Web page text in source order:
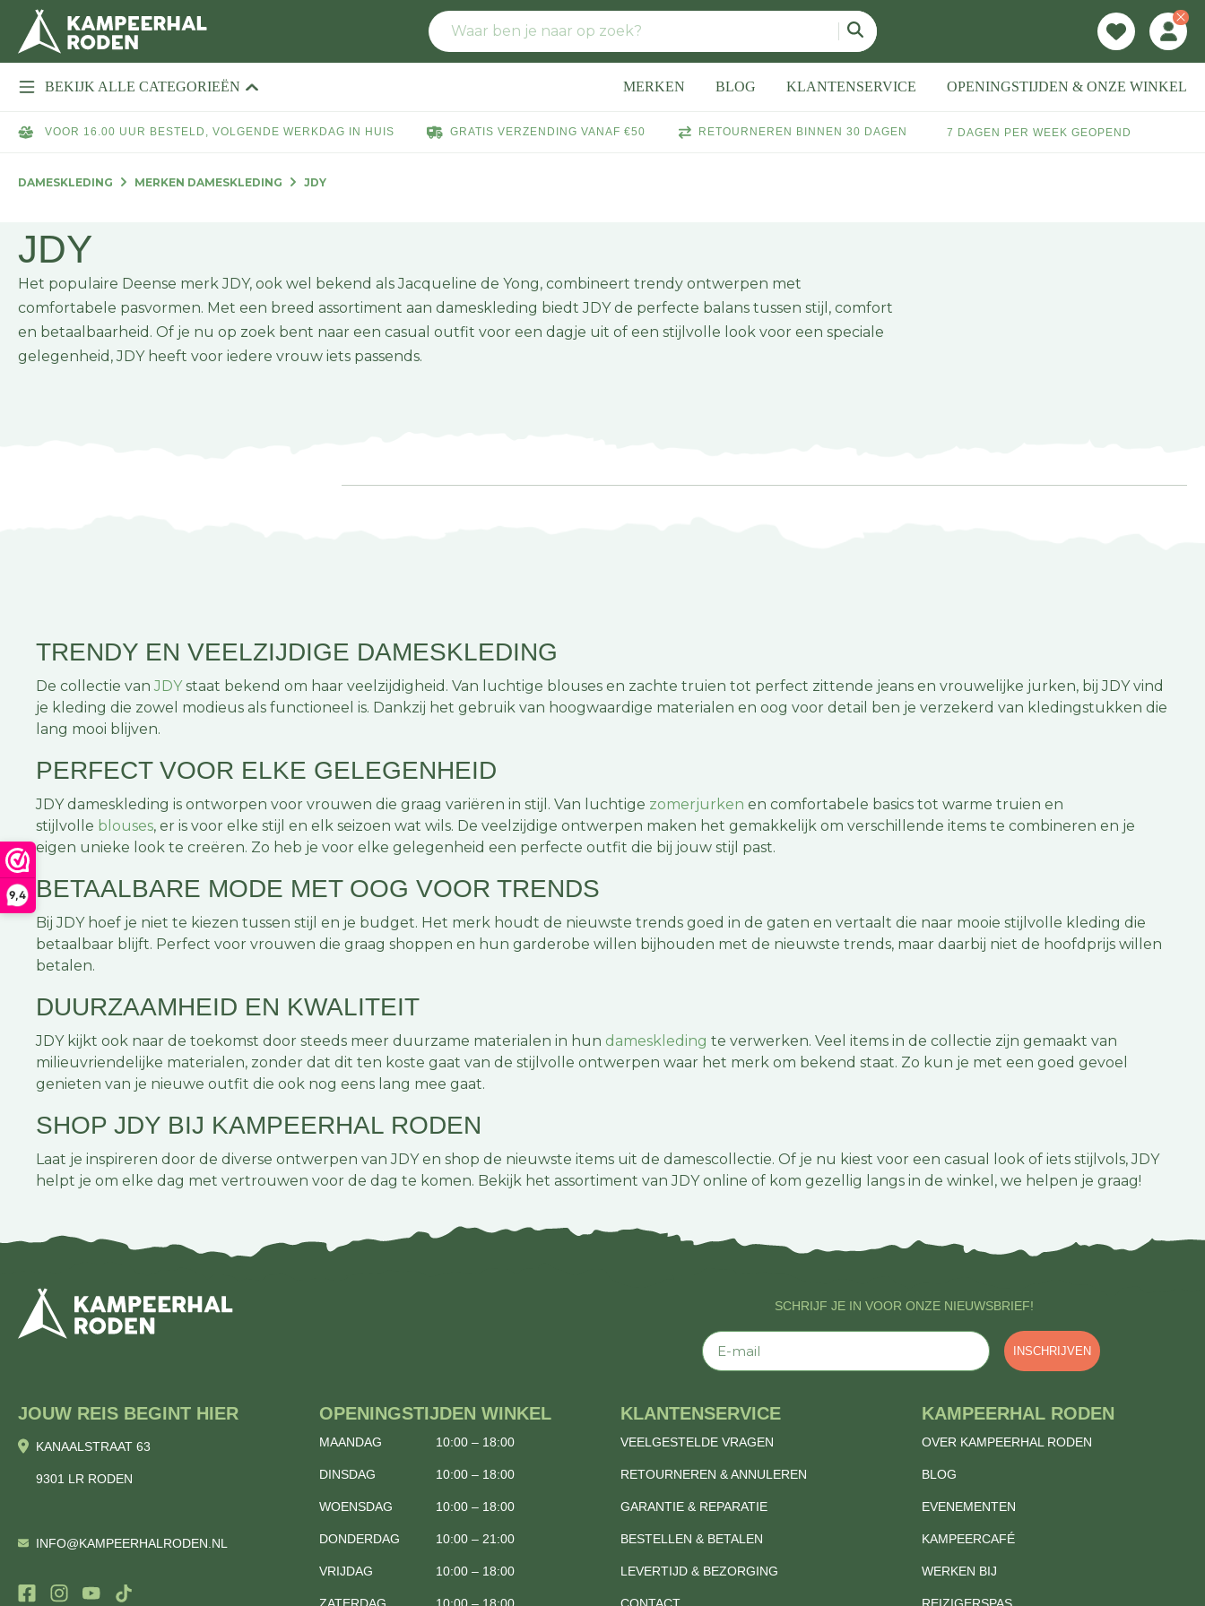
9,4
BEKIJK ALLE CATEGORIEËN MERKEN BLOG KLANTENSERVICE OPENINGSTIJDEN & ONZE WINKEL
VOOR 16.00 UUR BESTELD, VOLGENDE WERKDAG IN HUIS GRATIS VERZENDING VANAF €50 RETOURNEREN BINNEN 30 DAGEN 7 DAGEN PER WEEK GEOPEND
DAMESKLEDING MERKEN DAMESKLEDING JDY
JDY
Het populaire Deense merk JDY, ook wel bekend als Jacqueline de Yong, combineert trendy ontwerpen met
comfortabele pasvormen. Met een breed assortiment aan dameskleding biedt JDY de perfecte balans tussen stijl, comfort
en betaalbaarheid. Of je nu op zoek bent naar een casual outfit voor een dagje uit of een stijlvolle look voor een speciale
gelegenheid, JDY heeft voor iedere vrouw iets passends.
TRENDY EN VEELZIJDIGE DAMESKLEDING
De collectie van JDYstaat bekend om haar veelzijdigheid. Van luchtige blouses en zachte truien tot perfect zittende jeans en vrouwelijke jurken, bij JDY vind
je kleding die zowel modieus als functioneel is. Dankzij het gebruik van hoogwaardige materialen en oog voor detail ben je verzekerd van kledingstukken die
lang mooi blijven.
PERFECT VOOR ELKE GELEGENHEID
JDY dameskleding is ontworpen voor vrouwen die graag variëren in stijl. Van luchtige zomerjurken en comfortabele basics tot warme truien en
stijlvolle blouses, er is voor elke stijl en elk seizoen wat wils. De veelzijdige ontwerpen maken het gemakkelijk om verschillende items te combineren en je
eigen unieke look te creëren. Zo heb je voor elke gelegenheid een perfecte outfit die bij jouw stijl past.
BETAALBARE MODE MET OOG VOOR TRENDS
Bij JDY hoef je niet te kiezen tussen stijl en je budget. Het merk houdt de nieuwste trends goed in de gaten en vertaalt die naar mooie stijlvolle kleding die
betaalbaar blijft. Perfect voor vrouwen die graag shoppen en hun garderobe willen bijhouden met de nieuwste trends, maar daarbij niet de hoofdprijs willen
betalen.
DUURZAAMHEID EN KWALITEIT
JDY kijkt ook naar de toekomst door steeds meer duurzame materialen in hun dameskleding te verwerken. Veel items in de collectie zijn gemaakt van
milieuvriendelijke materialen, zonder dat dit ten koste gaat van de stijlvolle ontwerpen waar het merk om bekend staat. Zo kun je met een goed gevoel
genieten van je nieuwe outfit die ook nog eens lang mee gaat.
SHOP JDY BIJ KAMPEERHAL RODEN
Laat je inspireren door de diverse ontwerpen van JDY en shop de nieuwste items uit de damescollectie. Of je nu kiest voor een casual look of iets stijlvols, JDY
helpt je om elke dag met vertrouwen voor de dag te komen. Bekijk het assortiment van JDY online of kom gezellig langs in de winkel, we helpen je graag!
SCHRIJF JE IN VOOR ONZE NIEUWSBRIEF!
E-mail
INSCHRIJVEN
JOUW REIS BEGINT HIER
KANAALSTRAAT 63
9301 LR RODEN
INFO@KAMPEERHALRODEN.NL
OPENINGSTIJDEN WINKEL
MAANDAG 10:00 – 18:00
DINSDAG 10:00 – 18:00
WOENSDAG 10:00 – 18:00
DONDERDAG 10:00 – 21:00
VRIJDAG 10:00 – 18:00
KLANTENSERVICE
VEELGESTELDE VRAGEN
RETOURNEREN & ANNULEREN
GARANTIE & REPARATIE
BESTELLEN & BETALEN
LEVERTIJD & BEZORGING
KAMPEERHAL RODEN
OVER KAMPEERHAL RODEN
BLOG
EVENEMENTEN
KAMPEERCAFÉ
WERKEN BIJ